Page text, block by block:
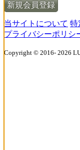
新規会員登録
当サイトについて 特
プライバシーポリシ
Copyright © 2016- 2026